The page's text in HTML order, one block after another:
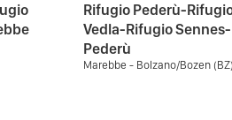
Rifugio Pederù-
Vedla-Rifugio
Pederù
Marebbe - Bolzano/Bozen (BZ)